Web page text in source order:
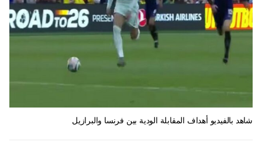
شاهد بالفيديو أهداف المقابلة الودية بين فرنسا والبرازيل